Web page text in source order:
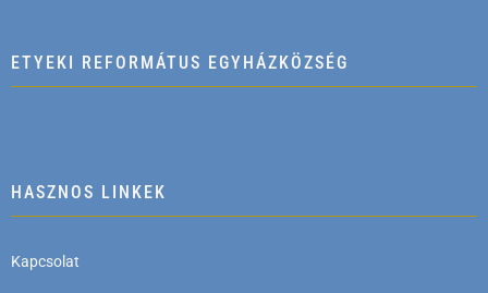
ETYEKI REFORMÁTUS EGYHÁZKÖZSÉG
HASZNOS LINKEK
Kapcsolat